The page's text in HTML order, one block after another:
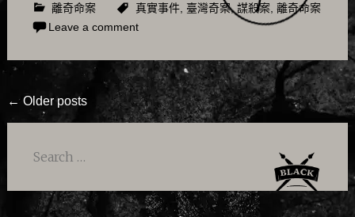
離奇命案 真實事件, 臺灣奇案,謀殺案, 離奇命案
Leave a comment
Posts
navigation
←Older posts
Search